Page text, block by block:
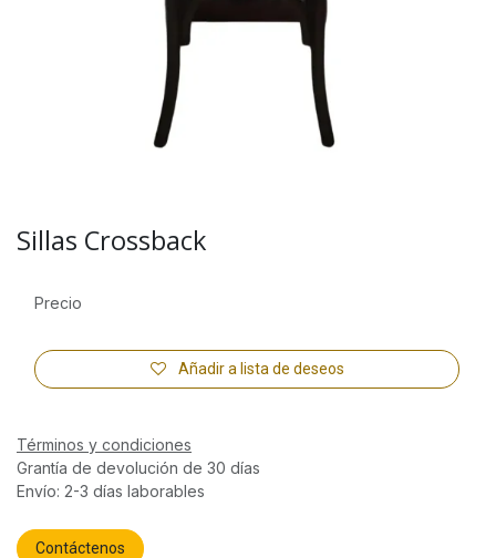
Sillas Crossback
Añadir a lista de deseos
Precio
Términos y condiciones
Grantía de devolución de 30 días
Envío: 2-3 días laborables
Contáctenos